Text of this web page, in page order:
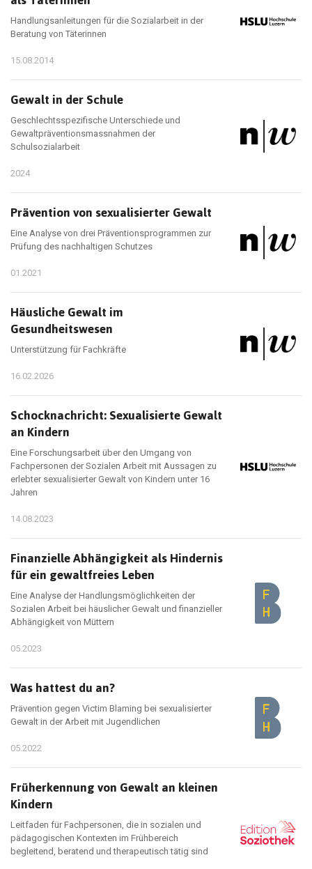
Handlungsanleitungen für die Sozialarbeit in der
Beratung von Täterinnen
15.08.2014
Gewalt in der Schule
Geschlechtsspezifische Unterschiede und
Gewaltpräventionsmassnahmen der
Schulsozialarbeit
2024
Prävention von sexualisierter Gewalt
Eine Analyse von drei Präventionsprogrammen zur
Prüfung des nachhaltigen Schutzes
01.2021
Häusliche Gewalt im
Gesundheitswesen
Unterstützung für Fachkräfte
16.02.2026
Schocknachricht: Sexualisierte Gewalt
an Kindern
Eine Forschungsarbeit über den Umgang von
Fachpersonen der Sozialen Arbeit mit Aussagen zu
erlebter sexualisierter Gewalt von Kindern unter 16
Jahren
14.08.2023
Finanzielle Abhängigkeit als Hindernis
für ein gewaltfreies Leben
Eine Analyse der Handlungsmöglichkeiten der
Sozialen Arbeit bei häuslicher Gewalt und finanzieller
Abhängigkeit von Müttern
05.2023
Was hattest du an?
Prävention gegen Victim Blaming bei sexualisierter
Gewalt in der Arbeit mit Jugendlichen
05.2022
Früherkennung von Gewalt an kleinen
Kindern
Leitfaden für Fachpersonen, die in sozialen und
pädagogischen Kontexten im Frühbereich
begleitend, beratend und therapeutisch tätig sind